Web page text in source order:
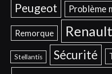
Peugeot Problème
Remorque Renault
Stellantis Sécurité